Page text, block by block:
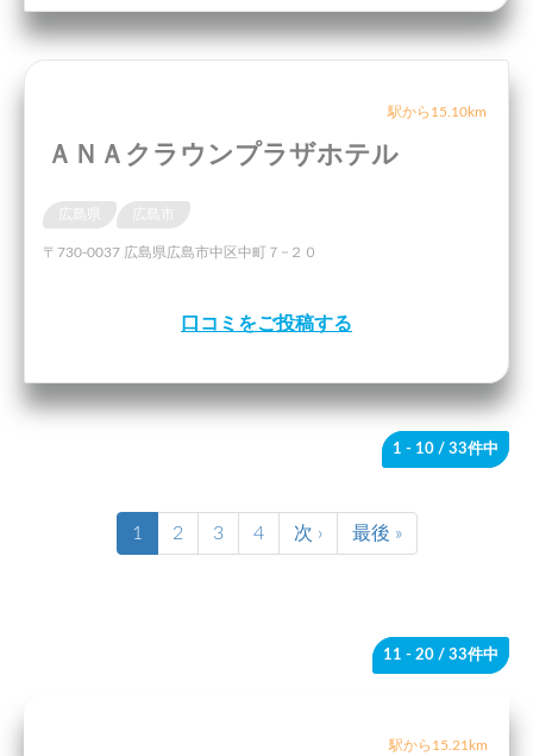
駅から15.10km
ＡＮＡクラウンプラザホテル
広島県 広島市
〒730-0037 広島県広島市中区中町７−２０
口コミをご投稿する
1 - 10 / 33件中
1 2 3 4 次 › 最後 »
11 - 20 / 33件中
駅から15.21km